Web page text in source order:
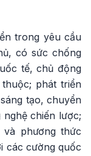
trong yêu cầu
có sức chống
tế, chủ động
phát triển
tạo, chuyển
chiến lược;
phương thức
các cường quốc